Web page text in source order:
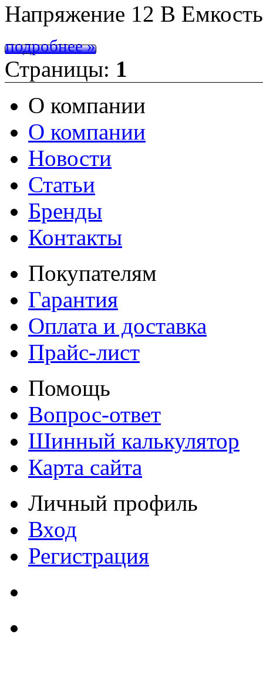
Напряжение 12 В
подробнее »
Страницы: 1
О компании
О компании
Новости
Статьи
Бренды
Контакты
Покупателям
Гарантия
Оплата и доставка
Прайс-лист
Помощь
Вопрос-ответ
Шинный калькулятор
Карта сайта
Личный профиль
Вход
Регистрация